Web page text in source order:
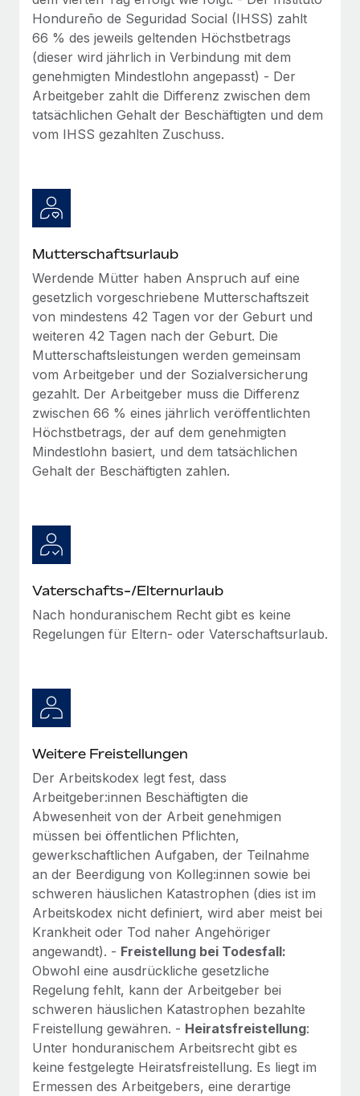
Mehr erfahren
Hondureño de Seguridad Social (IHSS) zahlt
66 % des jeweils geltenden Höchstbetrags
(dieser wird jährlich in Verbindung mit dem
genehmigten Mindestlohn angepasst) - Der
Arbeitgeber zahlt die Differenz zwischen dem
tatsächlichen Gehalt der Beschäftigten und dem
vom IHSS gezahlten Zuschuss.
Mutterschaftsurlaub
Werdende Mütter haben Anspruch auf eine
gesetzlich vorgeschriebene Mutterschaftszeit
von mindestens 42 Tagen vor der Geburt und
weiteren 42 Tagen nach der Geburt. Die
Mutterschaftsleistungen werden gemeinsam
vom Arbeitgeber und der Sozialversicherung
gezahlt. Der Arbeitgeber muss die Differenz
zwischen 66 % eines jährlich veröffentlichten
Höchstbetrags, der auf dem genehmigten
Mindestlohn basiert, und dem tatsächlichen
Gehalt der Beschäftigten zahlen.
Vaterschafts-/Elternurlaub
Nach honduranischem Recht gibt es keine
Regelungen für Eltern- oder Vaterschaftsurlaub.
Weitere Freistellungen
Der Arbeitskodex legt fest, dass
Arbeitgeber:innen Beschäftigten die
Abwesenheit von der Arbeit genehmigen
müssen bei öffentlichen Pflichten,
gewerkschaftlichen Aufgaben, der Teilnahme
an der Beerdigung von Kolleg:innen sowie bei
schweren häuslichen Katastrophen (dies ist im
Arbeitskodex nicht definiert, wird aber meist bei
Krankheit oder Tod naher Angehöriger
angewandt). - Freistellung bei Todesfall:
Obwohl eine ausdrückliche gesetzliche
Regelung fehlt, kann der Arbeitgeber bei
schweren häuslichen Katastrophen bezahlte
Freistellung gewähren. - Heiratsfreistellung:
Unter honduranischem Arbeitsrecht gibt es
keine festgelegte Heiratsfreistellung. Es liegt im
Ermessen des Arbeitgebers, eine derartige